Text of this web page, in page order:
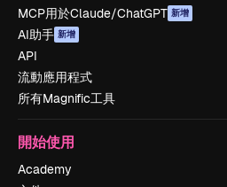
MCP用於Claude/ChatGPT 新增
AI助手 新增
API
流動應用程式
所有Magnific工具
開始使用
Academy